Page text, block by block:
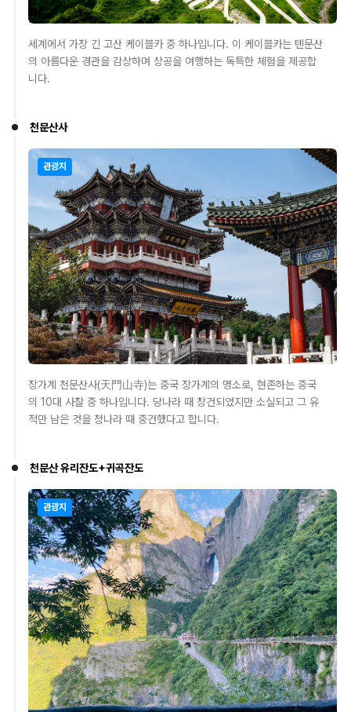
세계에서 가장 긴 고산 케이블카 중 하나입니다. 이 케이블카는 톈문산
의 아름다운 경관을 감상하며 상공을 여행하는 독특한 체험을 제공합
니다.
천문산사
관광지
장가계 천문산사(天門山寺)는 중국 장가계의 명소로, 현존하는 중국
의 10대 사찰 중 하나입니다. 당나라 때 창건되었지만 소실되고 그 유
적만 남은 것을 청나라 때 중건했다고 합니다.
천문산 유리잔도+귀곡잔도
관광지